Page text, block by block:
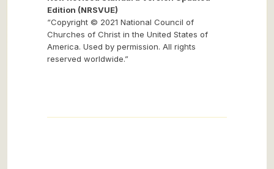
Edition (NRSVUE)
“Copyright © 2021 National Council of
Churches of Christ in the United States of
America. Used by permission. All rights
reserved worldwide.”